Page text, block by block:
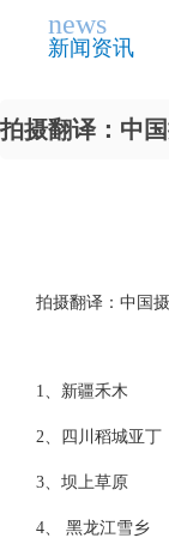
news
新闻资讯
拍摄翻译：中
拍摄翻译：中国
1、新疆禾木
2、四川稻城亚丁
3、坝上草原
4、 黑龙江雪乡